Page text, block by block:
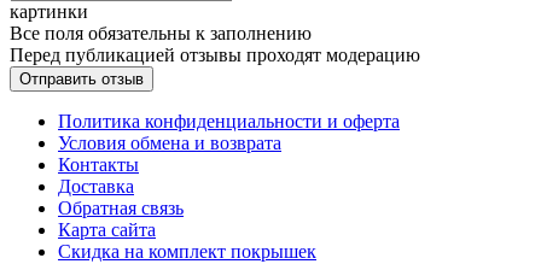
картинки
Все поля обязательны к заполнению
Перед публикацией отзывы проходят модерацию
Политика конфиденциальности и оферта
Условия обмена и возврата
Контакты
Доставка
Обратная связь
Карта сайта
Скидка на комплект покрышек